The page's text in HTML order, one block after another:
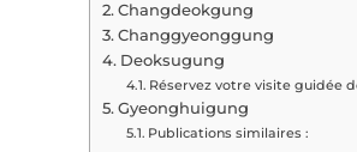
Changdeokgung
Changgyeonggung
Deoksugung
Réservez votre visite guidée
Gyeonghuigung
Publications similaires :